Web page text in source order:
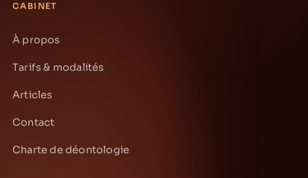
CABINET
À propos
Tarifs & modalités
Articles
Contact
Charte de déontologie